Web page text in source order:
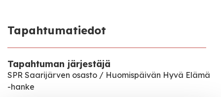
Tapahtumatiedot
Tapahtuman järjestäjä
SPR Saarijärven osasto / Huomispäivän Hyvä Elämä
-hanke